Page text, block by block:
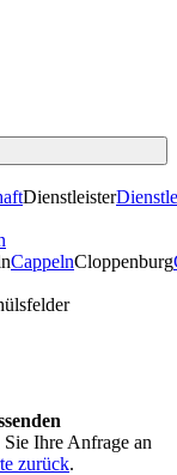
Dienstleister
CappelnCloppenburg
Ihre Anfrage an
zurück.